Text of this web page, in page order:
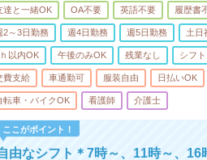
達と一緒OK OA不要 英語不要 履歴書
2～3日勤務 週4日勤務 週5日勤務 土日
以内OK 午後のみOK 残業なし シフト
費支給 車通勤可 服装自由 日払いOK
転車・バイクOK 看護師 介護士
ここがポイント！
由なシフト＊7時～、11時～、16